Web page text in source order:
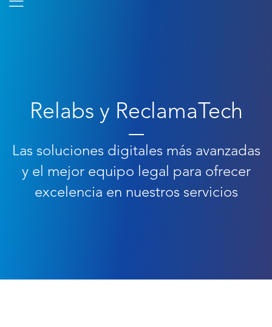
Relabs y ReclamaTech
Las soluciones digitales más avanzadas
y el mejor equipo legal para ofrecer
excelencia en nuestros servicios